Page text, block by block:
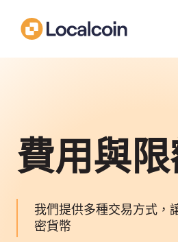
費用與
我們提供多種交易方式，
密貨幣